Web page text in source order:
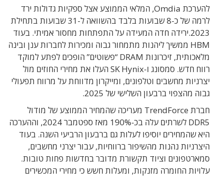
להערכת Omdia, המלאי הממוצע אצל ספקיות גדולות ירד
לרמה של כ-8 שבועות בלבד בהשוואה ל-31 שבועות בתחילת
2023.ירידה חדה המעידה על התפתחות מחסור אמיתי. בעוד
HBM ממשיך ליהנות מתמחור גבוה ומכירות לחברות ענן ובינה
מלאכותית, זיכרונות DRAM “פשוטים” הופכים לפתע למוקד
רווח חדש. סמסונג ו-SK Hynix העלו את מחירי החוזים מול
יצרניות מחשבים וטלפונים, ומייקרון מדווחת על מרווח תפעולי
גבוה מהצפוי ברבעון השלישי של 2025.
חברת TrendForce מעריכה שהמחיר הממוצע של מודול
DDR5 לשרתים עלה בכ-190% מאז ספטמבר 2024, וההערכה
היא שהמחירים יוסיפו לעלות גם ברבעון הרביעי השנה. בעוד
היצרניות נהנות מהשיפור ברווחיות, עבור יצרני מחשבים,
סמארטפונים וציוד תקשורת מדובר בחדשות פחות טובות.
עלויות החומרה מזנקות, ומעלות חשש כי מחירי המכשירים